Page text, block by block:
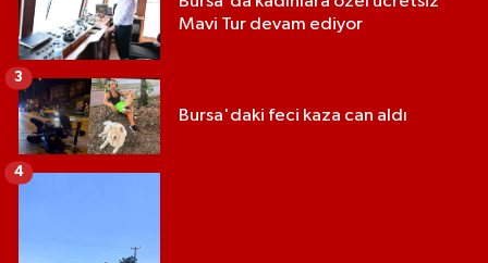
Mavi Tur devam ediyor
Bursa'daki feci kaza can aldı
3
4